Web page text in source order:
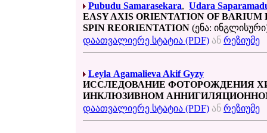
Pubudu Samarasekara, Udara
EASY AXIS ORIENTATION OF
SPIN REORIENTATION (ენა:
დაათვალიერე სტატია (PDF) ან რეზიუმე
Leyla Agamalieva Akif Gyzy
ИССЛЕДОВАНИЕ ФОТОРОЖДЕНИЯ
ИНКЛЮЗИВНОМ
დაათვალიერე სტატია (PDF) ან რეზიუმე